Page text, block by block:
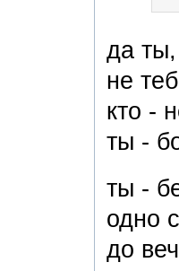
да ты,
не
кто -
ты -
ты -
одно
до